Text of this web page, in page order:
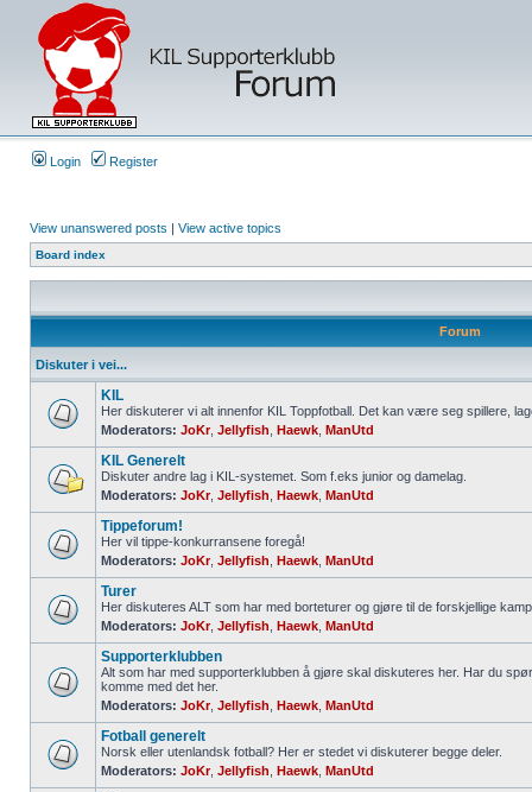
Login Register
View unanswered posts | View active topics
Board index
Forum
Diskuter i vei...
KIL
Her diskuterer vi alt innenfor KIL Toppfotball. Det kan være seg spillere,
Moderators: JoKr, Jellyfish Haewk ManUtd
KIL Generelt
Diskuter andre lag i KIL-systemet. Som f.eks junior og damelag.
Moderators: JoKr, Jellyfish Haewk ManUtd
Tippeforum!
Her vil tippe-konkurransene foregå!
Moderators: JoKr, Jellyfish Haewk ManUtd
Turer
Her diskuteres ALT som har med borteturer og gjøre til de forskjellige
Moderators: JoKr, Jellyfish Haewk ManUtd
Supporterklubben
Alt som har med supporterklubben å gjøre skal diskuteres her. Har du
komme med det her.
Moderators: JoKr, Jellyfish Haewk ManUtd
Fotball generelt
Norsk eller utenlandsk fotball? Her er stedet vi diskuterer begge deler.
Moderators: JoKr, Jellyfish Haewk ManUtd